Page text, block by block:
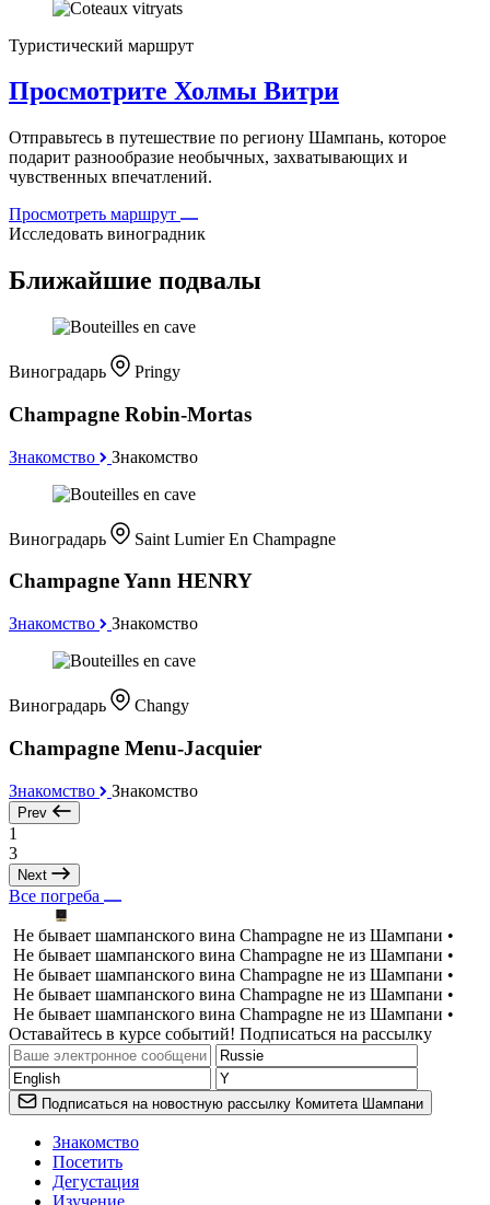
Туристический маршрут
Просмотрите Холмы Витри
Отправьтесь в путешествие по региону Шампань, которое
подарит разнообразие необычных, захватывающих и
чувственных впечатлений.
Просмотреть маршрут
Исследовать виноградник
Ближайшие подвалы
Виноградарь Pringy
Champagne Robin-Mortas
Знакомство Знакомство
Виноградарь Saint Lumier En Champagne
Champagne Yann HENRY
Знакомство Знакомство
Виноградарь Changy
Champagne Menu-Jacquier
Знакомство Знакомство
Prev
1
3
Next
Все погреба
Не бывает шампанского вина Champagne не из Шампани •
Не бывает шампанского вина Champagne не из Шампани •
Не бывает шампанского вина Champagne не из Шампани •
Не бывает шампанского вина Champagne не из Шампани •
Не бывает шампанского вина Champagne не из Шампани •
Оставайтесь в курсе событий! Подписаться на рассылку
Подписаться на новостную рассылку Комитета Шампани
Знакомство
Посетить
Дегустация
Изучение